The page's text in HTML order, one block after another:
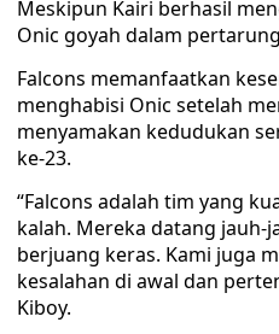
Meskipun Kairi berhasil
Onic goyah dalam
Falcons memanfaatkan
menghabisi Onic setelah
menyamakan kedudukan
ke-23.
“Falcons adalah tim yang
kalah. Mereka datang jauh-
berjuang keras. Kami juga
kesalahan di awal dan
Kiboy.